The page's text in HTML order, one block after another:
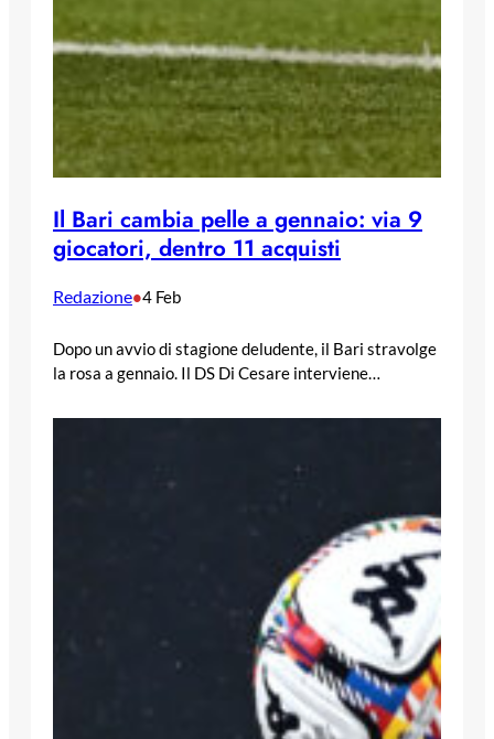
Il Bari cambia pelle a gennaio: via 9
giocatori, dentro 11 acquisti
Redazione•4 Feb
Dopo un avvio di stagione deludente, il Bari stravolge
la rosa a gennaio. Il DS Di Cesare interviene…